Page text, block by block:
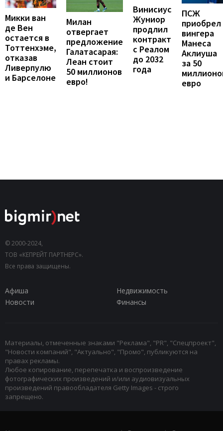
Микки ван
де Вен
остается в
Тоттенхэме,
отказав
Ливерпулю
и Барселоне
Милан
отвергает
предложение
Галатасарая:
Леан стоит
50 миллионов
евро!
Винисиус
Жуниор
продлил
контракт
с Реалом
до 2032
года
ПСЖ
приобрел
вингера
Манеса
Аклиуша
за 50
евро
© 2000-2024,
ТОВ «КЕПРЕЙТ ПАРТНЕРС».
Все права защищены.
Афиша
Недвижимость
Новости
Финансы
Материалы, отмеченные знаками "Реклама", "PR", "Спецпроект",
"Новости компаний", "Актуально", "Промо", публикуются на
правах рекламы.
Любое копирование, перепечатка и воспроизведение
фотографических произведений и/или аудиовизуальных
произведений правообладателя Getty Images - строго
запрещено.